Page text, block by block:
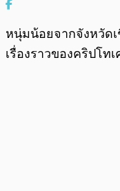
หนุ่มน้อยจากจังหวัด
เรื่องราวของคริปโท